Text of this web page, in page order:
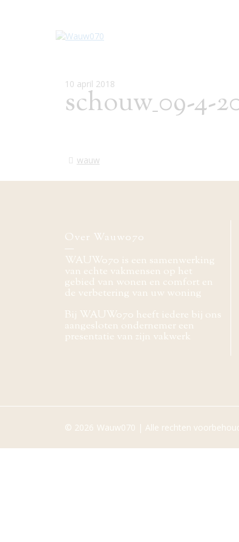
10 april 2018
schouw_09-4-
wauw
Over Wauw070
WAUW070 is een samenwerking
van echte vakmensen op het
gebied van wonen en comfort en
de verbetering van uw woning
Bij WAUW070 heeft iedere bij ons
aangesloten ondernemer een
presentatie van zijn vakwerk
© 2026 Wauw070 | Alle rechten